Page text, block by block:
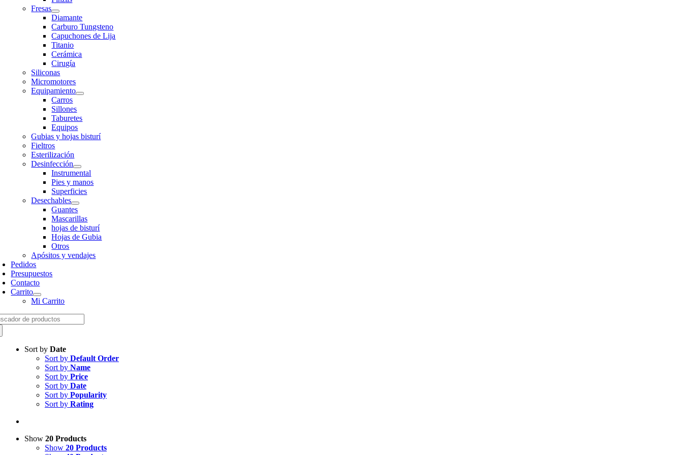
Fresas
Diamante
Carburo Tungsteno
Capuchones de Lija
Titanio
Cerámica
Cirugía
Siliconas
Micromotores
Equipamiento
Carros
Sillones
Taburetes
Equipos
Gubias y hojas bisturí
Fieltros
Esterilización
Desinfección
Instrumental
Pies y manos
Superficies
Desechables
Guantes
Mascarillas
hojas de bisturí
Hojas de Gubia
Otros
Apósitos y vendajes
Pedidos
Presupuestos
Contacto
Carrito
Mi Carrito
Sort by Date
Sort by Default Order
Sort by Name
Sort by Price
Sort by Date
Sort by Popularity
Sort by Rating
Show 20 Products
Show 20 Products